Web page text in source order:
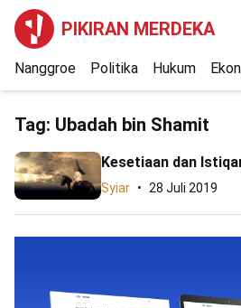
PIKIRAN MERDEKA
Nanggroe Politika Hukum
Tag: Ubadah bin Shamit
Kesetiaan dan
Syiar 28 Juli 2019